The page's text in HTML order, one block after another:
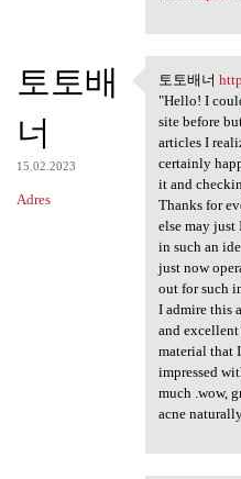
토토배
너
15.02.2023
Adres
토토배너
토토배너
"Hello! I
site before
articles I
certainly
it and
Thanks for
else may
in such an
just now
out for such
I admire this
and
material that
impressed
much .wow,
acne